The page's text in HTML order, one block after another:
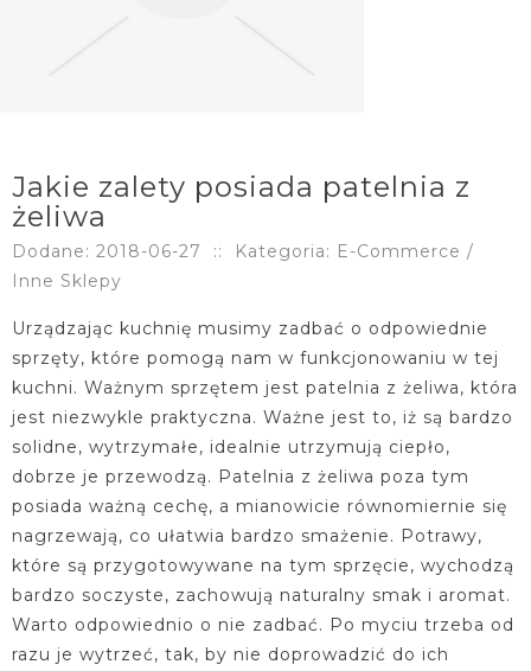
Jakie zalety posiada patelnia z
żeliwa
Dodane: 2018-06-27 ::
Kategoria: E-Commerce /
Inne Sklepy
Urządzając kuchnię musimy zadbać o odpowiednie
sprzęty, które pomogą nam w funkcjonowaniu w tej
kuchni. Ważnym sprzętem jest patelnia z żeliwa, która
jest niezwykle praktyczna. Ważne jest to, iż są bardzo
solidne, wytrzymałe, idealnie utrzymują ciepło,
dobrze je przewodzą. Patelnia z żeliwa poza tym
posiada ważną cechę, a mianowicie równomiernie się
nagrzewają, co ułatwia bardzo smażenie. Potrawy,
które są przygotowywane na tym sprzęcie, wychodzą
bardzo soczyste, zachowują naturalny smak i aromat.
Warto odpowiednio o nie zadbać. Po myciu trzeba od
razu je wytrzeć, tak, by nie doprowadzić do ich